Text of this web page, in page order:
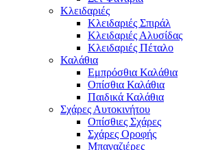
Κλειδαριές
Κλειδαριές Σπιράλ
Κλειδαριές Αλυσίδας
Κλειδαριές Πέταλο
Καλάθια
Εμπρόσθια Καλάθια
Οπίσθια Καλάθια
Παιδικά Καλάθια
Σχάρες Αυτοκινήτου
Οπίσθιες Σχάρες
Σχάρες Οροφής
Μπαγαζιέρες